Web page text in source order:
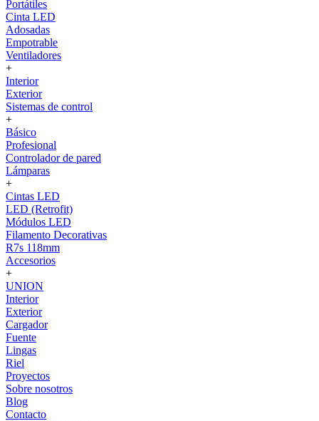
Portátiles
Cinta LED
Adosadas
Empotrable
Ventiladores
+
Interior
Exterior
Sistemas de control
+
Básico
Profesional
Controlador de pared
Lámparas
+
Cintas LED
LED (Retrofit)
Módulos LED
Filamento Decorativas
R7s 118mm
Accesorios
+
UNION
Interior
Exterior
Cargador
Fuente
Lingas
Riel
Proyectos
Sobre nosotros
Blog
Contacto